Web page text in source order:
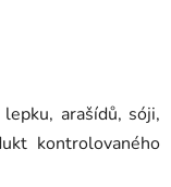
arašídů, sóji,
kontrolovaného